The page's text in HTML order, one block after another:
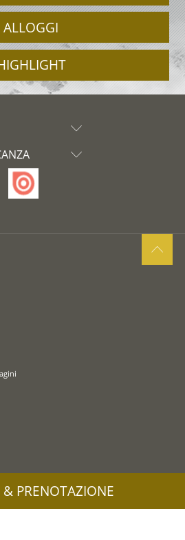
ALLOGGI
& PRENOTAZIONE